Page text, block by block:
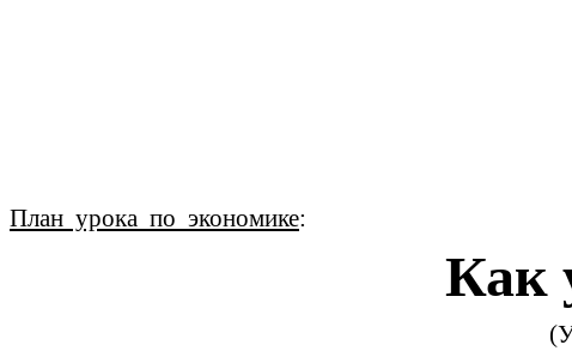
План урока по экономике:
Как